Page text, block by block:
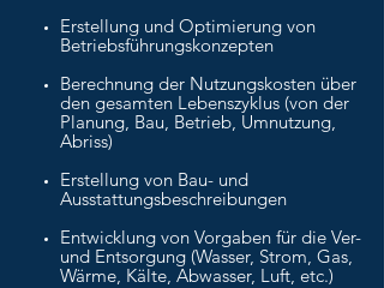
Erstellung und Optimierung von
Betriebsführungskonzepten
Berechnung der Nutzungskosten über
den gesamten Lebenszyklus (von der
Planung, Bau, Betrieb, Umnutzung,
Abriss)
Erstellung von Bau- und
Ausstattungsbeschreibungen
Entwicklung von Vorgaben für die Ver-
und Entsorgung (Wasser, Strom, Gas,
Wärme, Kälte, Abwasser, Luft, etc.)